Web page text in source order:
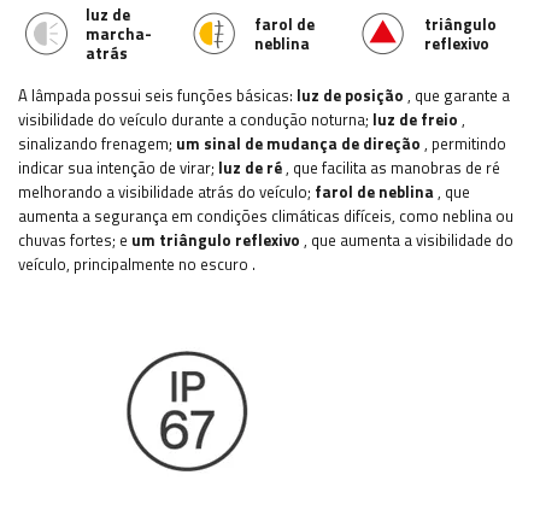
luz de
marcha-
atrás
farol de
neblina
triângulo
reflexivo
A lâmpada possui seis funções básicas: luz de posição , que garante a
visibilidade do veículo durante a condução noturna; luz de freio ,
sinalizando frenagem; um sinal de mudança de direção , permitindo
indicar sua intenção de virar; luz de ré, que facilita as manobras de ré
melhorando a visibilidade atrás do veículo; farol de neblina, que
aumenta a segurança em condições climáticas difíceis, como neblina ou
chuvas fortes; e um triângulo reflexivo , que aumenta a visibilidade do
veículo, principalmente no escuro .